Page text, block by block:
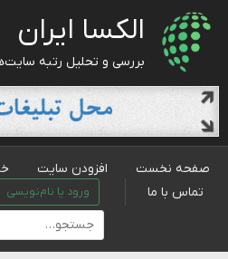
الکسا ایران
بررسی و تحلیل رتبه
صفحه نخست افزودن سایت
تماس با ما
ورود یا نام‌نویسی